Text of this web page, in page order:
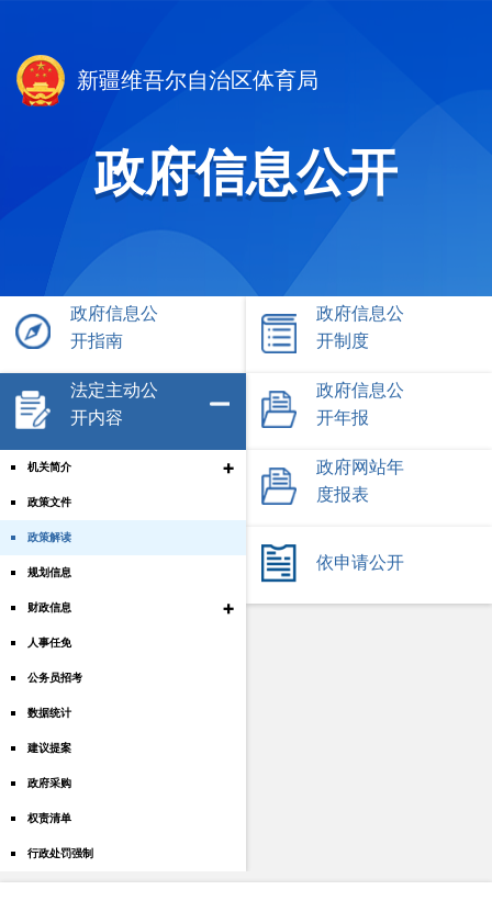
新疆维吾尔自治区体育局
政府信息公开
政府信息公
开指南
政府信息公
开制度
法定主动公
开内容
机关简介 +
政策文件
政策解读
规划信息
财政信息 +
人事任免
公务员招考
数据统计
建议提案
政府采购
权责清单
行政处罚强制
政府信息公
开年报
政府网站年
度报表
依申请公开